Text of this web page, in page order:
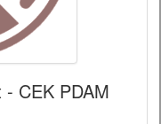
CEK PDAM